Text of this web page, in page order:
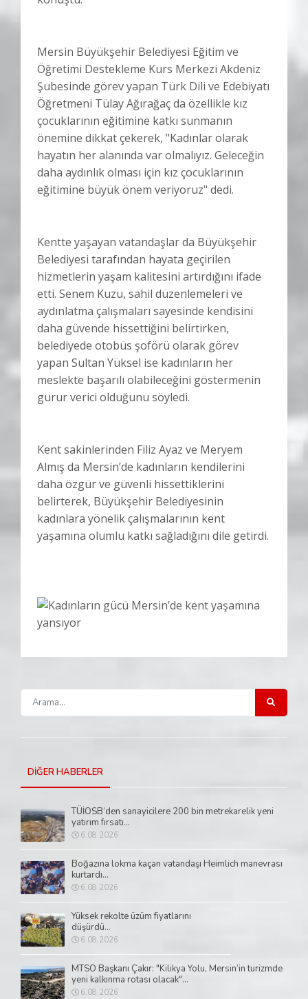
Mersin Büyükşehir Belediyesi Eğitim ve
Öğretimi Destekleme Kurs Merkezi Akdeniz
Şubesinde görev yapan Türk Dili ve Edebiyatı
Öğretmeni Tülay Ağırağaç da özellikle kız
çocuklarının eğitimine katkı sunmanın
önemine dikkat çekerek, "Kadınlar olarak
hayatın her alanında var olmalıyız. Geleceğin
daha aydınlık olması için kız çocuklarının
eğitimine büyük önem veriyoruz" dedi.
Kentte yaşayan vatandaşlar da Büyükşehir
Belediyesi tarafından hayata geçirilen
hizmetlerin yaşam kalitesini artırdığını ifade
etti. Senem Kuzu, sahil düzenlemeleri ve
aydınlatma çalışmaları sayesinde kendisini
daha güvende hissettiğini belirtirken,
belediyede otobüs şoförü olarak görev
yapan Sultan Yüksel ise kadınların her
meslekte başarılı olabileceğini göstermenin
gurur verici olduğunu söyledi.
Kent sakinlerinden Filiz Ayaz ve Meryem
Almış da Mersin’de kadınların kendilerini
daha özgür ve güvenli hissettiklerini
belirterek, Büyükşehir Belediyesinin
kadınlara yönelik çalışmalarının kent
yaşamına olumlu katkı sağladığını dile getirdi.
DİĞER HABERLER
TÜİOSB’den sanayicilere 200 bin metrekarelik yeni
yatırım fırsatı...
6.08.2026
Boğazına lokma kaçan vatandaşı Heimlich manevrası
kurtardı...
6.08.2026
Yüksek rekolte üzüm fiyatlarını
düşürdü...
6.08.2026
MTSO Başkanı Çakır: "Kilikya Yolu, Mersin’in turizmde
yeni kalkınma rotası olacak"...
6.08.2026